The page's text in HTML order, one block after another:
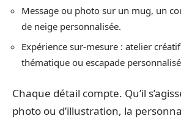
Message ou photo sur un mug, un
de neige personnalisée.
Expérience sur-mesure : atelier
thématique ou escapade
Chaque détail compte. Qu’il
photo ou d’illustration, la